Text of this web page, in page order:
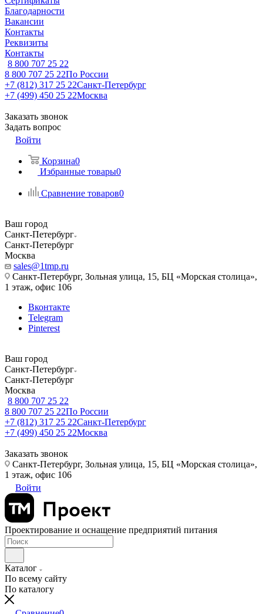
Благодарности
Вакансии
Контакты
Реквизиты
Контакты
8 800 707 25 22
8 800 707 25 22По России
+7 (812) 317 25 22Санкт-Петербург
+7 (499) 450 25 22Москва
Заказать звонок
Задать вопрос
Войти
Корзина0
Избранные товары0
Сравнение товаров0
Ваш город
Санкт-Петербург
Санкт-Петербург
Москва
sales@1tmp.ru
Санкт-Петербург, Зольная улица, 15, БЦ «Морская столица»,
1 этаж, офис 106
Вконтакте
Telegram
Pinterest
Ваш город
Санкт-Петербург
Санкт-Петербург
Москва
8 800 707 25 22
8 800 707 25 22По России
+7 (812) 317 25 22Санкт-Петербург
+7 (499) 450 25 22Москва
Заказать звонок
Санкт-Петербург, Зольная улица, 15, БЦ «Морская столица»,
1 этаж, офис 106
Войти
Проектирование и оснащение предприятий питания
Каталог
По всему сайту
По каталогу